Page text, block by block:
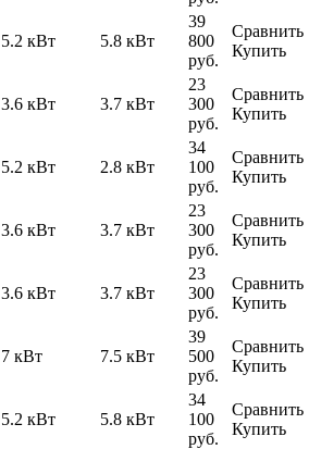
5.2 кВт 5.8 кВт
39
800
руб.
Сравнить
Купить
3.6 кВт 3.7 кВт
23
300
руб.
Сравнить
Купить
5.2 кВт 2.8 кВт
34
100
руб.
Сравнить
Купить
3.6 кВт 3.7 кВт
23
300
руб.
Сравнить
Купить
3.6 кВт 3.7 кВт
23
300
руб.
Сравнить
Купить
7 кВт 7.5 кВт
39
500
руб.
Сравнить
Купить
5.2 кВт 5.8 кВт
34
100
руб.
Сравнить
Купить